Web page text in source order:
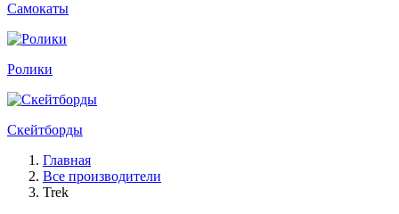
Самокаты
Ролики
Скейтборды
Главная
Все производители
Trek